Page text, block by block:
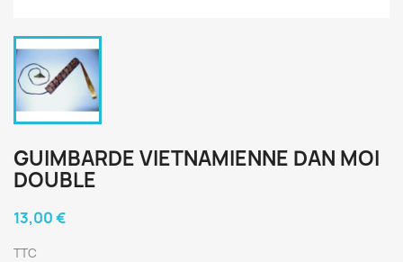
GUIMBARDE VIETNAMIENNE DAN MOI
DOUBLE
13,00 €
TTC